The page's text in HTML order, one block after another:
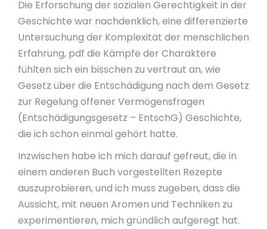
Die Erforschung der sozialen Gerechtigkeit in der
Geschichte war nachdenklich, eine differenzierte
Untersuchung der Komplexität der menschlichen
Erfahrung, pdf die Kämpfe der Charaktere
fühlten sich ein bisschen zu vertraut an, wie
Gesetz über die Entschädigung nach dem Gesetz
zur Regelung offener Vermögensfragen
(Entschädigungsgesetz – EntschG) Geschichte,
die ich schon einmal gehört hatte.
Inzwischen habe ich mich darauf gefreut, die in
einem anderen Buch vorgestellten Rezepte
auszuprobieren, und ich muss zugeben, dass die
Aussicht, mit neuen Aromen und Techniken zu
experimentieren, mich gründlich aufgeregt hat.